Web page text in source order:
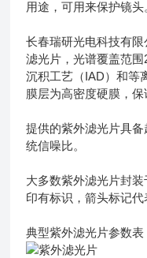
用途，可用来保护镜头
长春瑞研光电科技有
滤光片，光谱覆盖范
沉积工艺（IAD）和等
膜层为高密度硬膜，保
提供的紫外滤光片具
统信噪比。
大多数紫外滤光片封
印有标识，箭头标记代
典型紫外滤光片参数表